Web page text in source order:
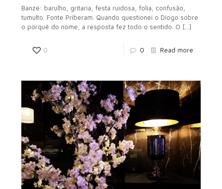
Banzé: barulho, gritaria, festa ruidosa, folia, confusão,
tumulto. Fonte Priberam. Quando questionei o Diogo sobre
o porquê do nome, a resposta fez todo o sentido. O […]
0 0 Read more